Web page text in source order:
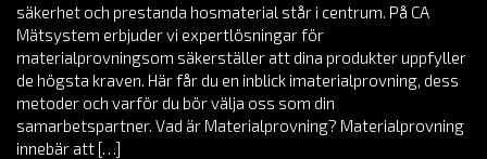
säkerhet och prestanda hosmaterial står i centrum. På CA
Mätsystem erbjuder vi expertlösningar för
materialprovningsom säkerställer att dina produkter uppfyller
de högsta kraven. Här får du en inblick imaterialprovning, dess
metoder och varför du bör välja oss som din
samarbetspartner. Vad är Materialprovning? Materialprovning
innebär att […]